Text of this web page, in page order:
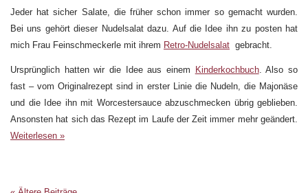
Jeder hat sicher Salate, die früher schon immer so gemacht wurden.
Bei uns gehört dieser Nudelsalat dazu. Auf die Idee ihn zu posten hat
mich Frau Feinschmeckerle mit ihrem Retro-Nudelsalat gebracht.
Ursprünglich hatten wir die Idee aus einem Kinderkochbuch. Also so
fast – vom Originalrezept sind in erster Linie die Nudeln, die Majonäse
und die Idee ihn mit Worcestersauce abzuschmecken übrig geblieben.
Ansonsten hat sich das Rezept im Laufe der Zeit immer mehr geändert.
Weiterlesen »